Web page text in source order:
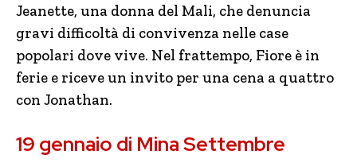
Jeanette, una donna del Mali, che denuncia
gravi difficoltà di convivenza nelle case
popolari dove vive. Nel frattempo, Fiore è in
ferie e riceve un invito per una cena a quattro
con Jonathan.
19 gennaio di Mina Settembre